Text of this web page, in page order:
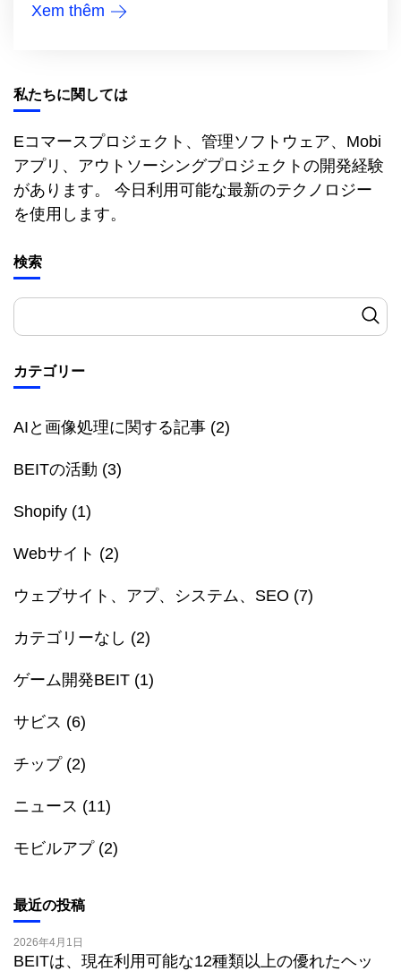
Xem thêm
私たちに関しては
Eコマースプロジェクト、管理ソフトウェア、Mobi
アプリ、アウトソーシングプロジェクトの開発経験
があります。 今日利用可能な最新のテクノロジー
を使用します。
検索
カテゴリー
AIと画像処理に関する記事 (2)
BEITの活動 (3)
Shopify (1)
Webサイト (2)
ウェブサイト、アプ、システム、SEO (7)
カテゴリーなし (2)
ゲーム開発BEIT (1)
サビス (6)
チップ(2)
ニュース (11)
モビルアプ(2)
最近の投稿
BEITは、現在利用可能な12種類以上の優れたヘッ
2026年4月1日